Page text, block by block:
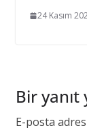
24 Kasım
Bir yanıt
E-posta